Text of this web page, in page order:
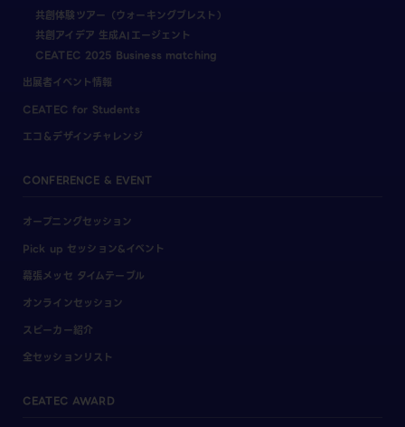
共創体験ツアー（ウォーキングブレスト）
共創アイデア 生成AIエージェント
CEATEC 2025 Business matching
出展者イベント情報
CEATEC for Students
エコ＆デザインチャレンジ
CONFERENCE & EVENT
オープニングセッション
Pick up セッション&イベント
幕張メッセ タイムテーブル
オンラインセッション
スピーカー紹介
全セッションリスト
CEATEC AWARD